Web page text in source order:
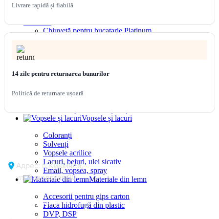
Chiuvetă pentru bucatarie Platinum
WC-uri și bideuri
Vopsele și lacuri
Coloranți
Solvenți
Vopsele acrilice
Lacuri, bejuri, ulei sicativ
Email, vopsea, spray
Materiale din lemn
Accesorii pentru gips carton
Placă hidrofugă din plastic
DVP, DSP
Livrare rapidă și fiabilă
14 zile pentru returnarea bunurilor
Politică de returnare ușoară
Адрес: г. Кишинёв,
ул. Заводская 90
Отдел продаж: